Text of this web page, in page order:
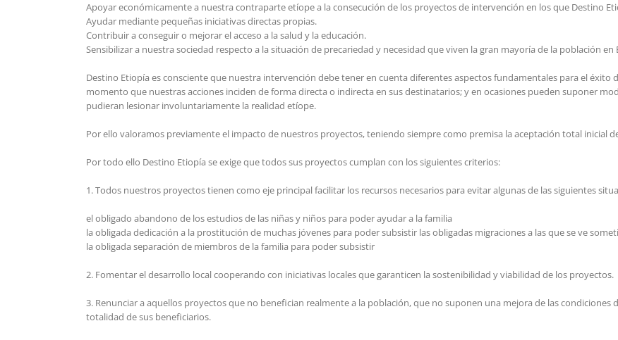
Apoyar económicamente a nuestra contraparte etíope a la consecución de los proyectos de intervención en los que Destino
Ayudar mediante pequeñas iniciativas directas propias.
Contribuir a conseguir o mejorar el acceso a la salud y la educación.
Sensibilizar a nuestra sociedad respecto a la situación de precariedad y necesidad que viven la gran mayoría de la población en
Destino Etiopía es consciente que nuestra intervención debe tener en cuenta diferentes aspectos fundamentales para el
momento que nuestras acciones inciden de forma directa o indirecta en sus destinatarios; y en ocasiones pueden suponer
pudieran lesionar involuntariamente la realidad etíope.
Por ello valoramos previamente el impacto de nuestros proyectos, teniendo siempre como premisa la aceptación total inicial
Por todo ello Destino Etiopía se exige que todos sus proyectos cumplan con los siguientes criterios:
1. Todos nuestros proyectos tienen como eje principal facilitar los recursos necesarios para evitar algunas de las siguientes
el obligado abandono de los estudios de las niñas y niños para poder ayudar a la familia
la obligada dedicación a la prostitución de muchas jóvenes para poder subsistir las obligadas migraciones a las que se ve
la obligada separación de miembros de la familia para poder subsistir
2. Fomentar el desarrollo local cooperando con iniciativas locales que garanticen la sostenibilidad y viabilidad de los proyectos.
3. Renunciar a aquellos proyectos que no benefician realmente a la población, que no suponen una mejora de las condiciones
totalidad de sus beneficiarios.